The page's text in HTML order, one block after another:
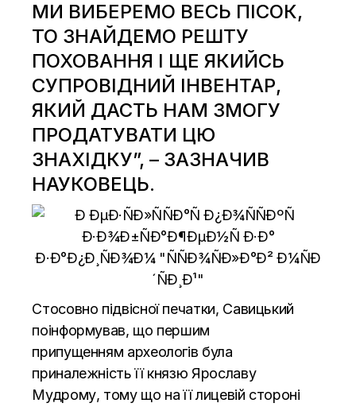
МИ ВИБЕРЕМО ВЕСЬ ПІСОК,
ТО ЗНАЙДЕМО РЕШТУ
ПОХОВАННЯ І ЩЕ ЯКИЙСЬ
СУПРОВІДНИЙ ІНВЕНТАР,
ЯКИЙ ДАСТЬ НАМ ЗМОГУ
ПРОДАТУВАТИ ЦЮ
ЗНАХІДКУ”, – ЗАЗНАЧИВ
НАУКОВЕЦЬ.
Стосовно підвісної печатки, Савицький
поінформував, що першим
припущенням археологів була
приналежність її князю Ярославу
Мудрому, тому що на її лицевій стороні